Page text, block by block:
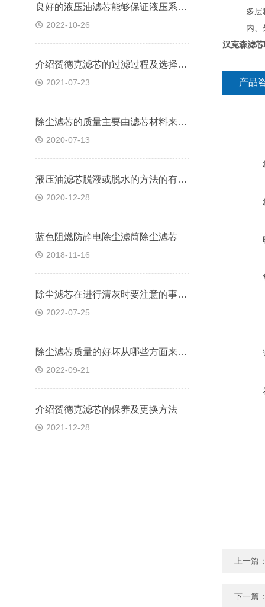
良好的液压油滤芯能够保证液压系统的正常运行
2022-10-26
介绍贺德克滤芯的过滤过程及选择要点
2021-07-23
除尘滤芯的质量主要由滤芯材料来决定
2020-07-13
液压油滤芯脱液或脱水的方法的有哪些
2020-12-28
蓝色阻燃防静电除尘滤筒除尘滤芯
2018-11-16
除尘滤芯在进行清灰时要注意的事项有哪些
2022-07-25
除尘滤芯质量的好坏从哪些方面来判断？
2022-09-21
介绍贺德克滤芯的保养及更换方法
2021-12-28
多层精
内、外
汉克森滤
产品
上一篇
下一篇